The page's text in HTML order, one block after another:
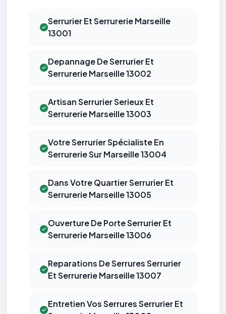
Serrurier Et Serrurerie Marseille
13001
Depannage De Serrurier Et
Serrurerie Marseille 13002
Artisan Serrurier Serieux Et
Serrurerie Marseille 13003
Votre Serrurier Spécialiste En
Serrurerie Sur Marseille 13004
Dans Votre Quartier Serrurier Et
Serrurerie Marseille 13005
Ouverture De Porte Serrurier Et
Serrurerie Marseille 13006
Reparations De Serrures Serrurier
Et Serrurerie Marseille 13007
Entretien Vos Serrures Serrurier Et